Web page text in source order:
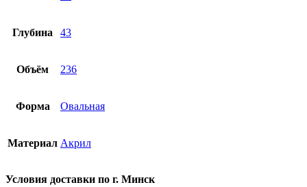
Глубина 43
Объём 236
Форма Овальная
Материал Акрил
Условия доставки по г. Минск